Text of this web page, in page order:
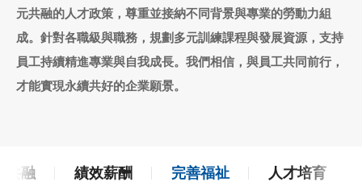
元共融的人才政策，尊重並接納不同背景與專業的勞動力組
成。針對各職級與職務，規劃多元訓練課程與發展資源，支持
員工持續精進專業與自我成長。我們相信，與員工共同前行，
才能實現永續共好的企業願景。
共融 績效薪酬 完善福祉 人才培育